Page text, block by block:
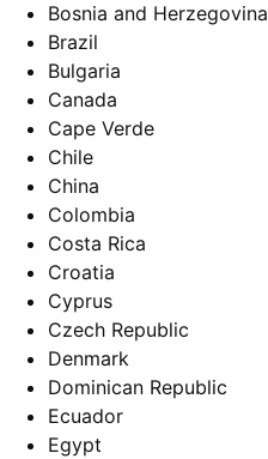
Bosnia and Herzegovina
Brazil
Bulgaria
Canada
Cape Verde
Chile
China
Colombia
Costa Rica
Croatia
Cyprus
Czech Republic
Denmark
Dominican Republic
Ecuador
Egypt